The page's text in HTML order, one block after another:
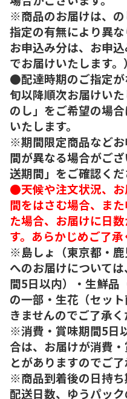
※商品のお届けは、
指定の有無により異
お申込み分は、お申
でお届けいたします。）
●配達時期のご指定
旬以降順次お届けい
のし」をご希望の場
いたします。
※期間限定商品など
間が異なる場合がご
送期間」をご確認くだ
●天候や注文状況、
間をはさむ場合、ま
た場合、お届けに日
す。あらかじめご了承
※島しょ（東京都・
へのお届けについて
間5日以内）・生鮮品
の一部・生花（セッ
きませんのでご了承く
※消費・賞味期間5日
合は、お届けが消費
とがありますのでご了
※商品到着後の日持
配送日数、ゆうパッ